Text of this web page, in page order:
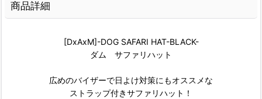
商品詳細
[DxAxM]-DOG SAFARI HAT-BLACK-
ダム サファリハット
広めのバイザーで日よけ対策にもオススメな
ストラップ付きサファリハット！